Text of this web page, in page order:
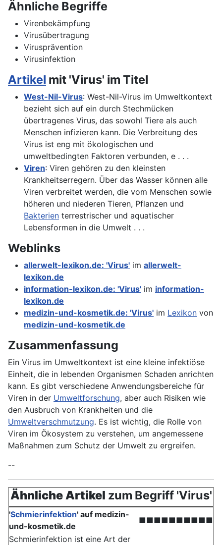
Ähnliche Begriffe
Virenbekämpfung
Virusübertragung
Virusprävention
Virusinfektion
Artikel mit 'Virus' im Titel
West-Nil-Virus: West-Nil-Virus im Umweltkontext
bezieht sich auf ein durch Stechmücken
übertragenes Virus, das sowohl Tiere als auch
Menschen infizieren kann. Die Verbreitung des
Virus ist eng mit ökologischen und
umweltbedingten Faktoren verbunden, e . . .
Viren: Viren gehören zu den kleinsten
Krankheitserregern. Über das Wasser können alle
Viren verbreitet werden, die vom Menschen sowie
höheren und niederen Tieren, Pflanzen und
Bakterien terrestrischer und aquatischer
Lebensformen in die Umwelt . . .
Weblinks
allerwelt-lexikon.de: 'Virus' im allerwelt-
lexikon.de
information-lexikon.de: 'Virus' im information-
lexikon.de
medizin-und-kosmetik.de: 'Virus' im Lexikon von
medizin-und-kosmetik.de
Zusammenfassung
Ein Virus im Umweltkontext ist eine kleine infektiöse
Einheit, die in lebenden Organismen Schaden anrichten
kann. Es gibt verschiedene Anwendungsbereiche für
Viren in der Umweltforschung, aber auch Risiken wie
den Ausbruch von Krankheiten und die
Umweltverschmutzung. Es ist wichtig, die Rolle von
Viren im Ökosystem zu verstehen, um angemessene
Maßnahmen zum Schutz der Umwelt zu ergreifen.
--
Ähnliche Artikel zum Begriff 'Virus'
'Schmierinfektion' auf medizin-
und-kosmetik.de
■■■■■■■■■■
Schmierinfektion ist eine Art der